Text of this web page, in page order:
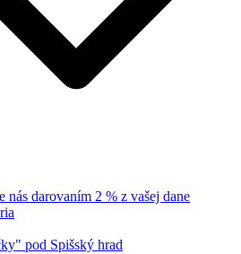
nás darovaním 2 % z vašej dane
pod Spišský hrad